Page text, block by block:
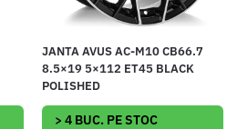
JANTA AVUS AC-M10 CB66.7
8.5×19 5×112 ET45 BLACK
POLISHED
> 4 BUC. PE STOC